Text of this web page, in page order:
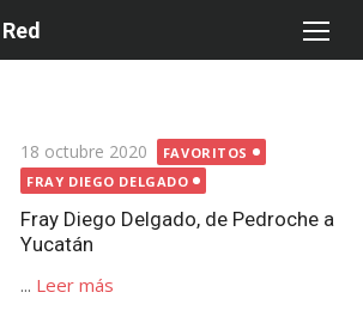
Publicada
el
18 octubre 2020
FAVORITOS
FRAY DIEGO DELGADO
Fray Diego Delgado, de Pedroche a
Yucatán
... Leer más